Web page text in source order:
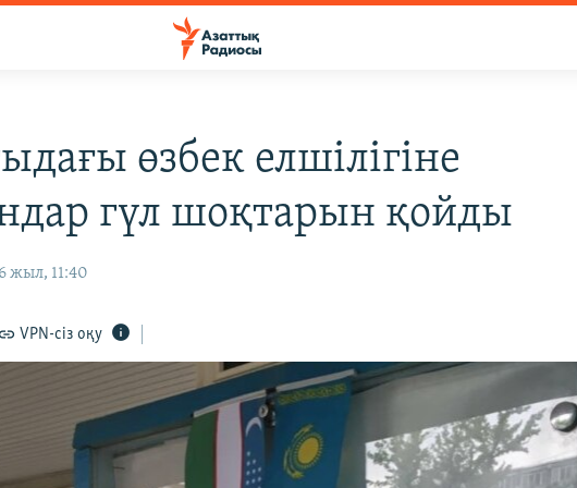
өзбек елшілігіне
гүл шоқтарын қойды
жыл, 11:40
VPN-сіз оқу